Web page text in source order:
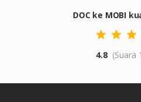
DOC ke MOBI
4.8 (Suara